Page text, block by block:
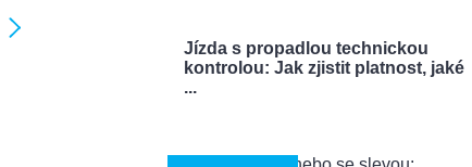
Jízda s propadlou technickou
kontrolou: Jak zjistit platnost, jaké
...